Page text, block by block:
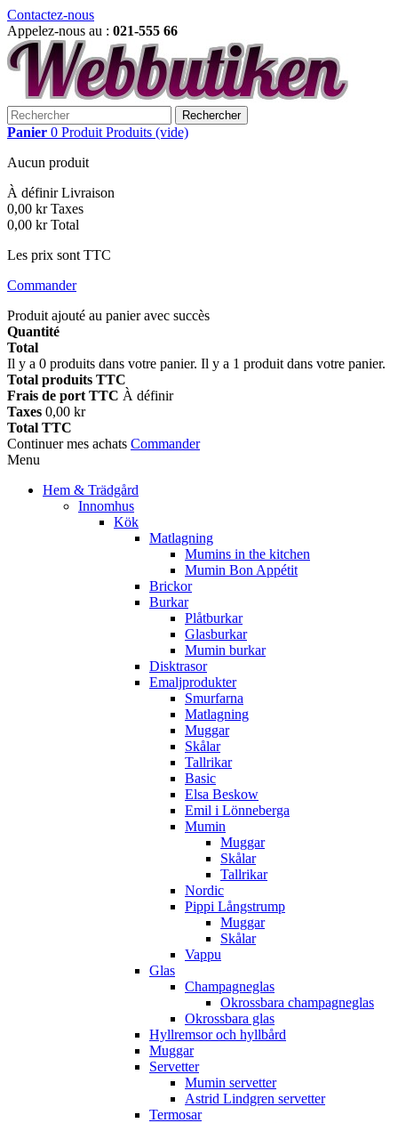
Contactez-nous
Appelez-nous au : 021-555 66
Rechercher
Panier 0 Produit Produits (vide)
Aucun produit
À définirLivraison
0,00 kr Taxes
0,00 kr Total
Les prix sont TTC
Commander
Produit ajouté au panier avec succès
Quantité
Total
Il y a 0 produits dans votre panier. Il y a 1 produit dans votre panier.
Total produits TTC
Frais de port TTC À définir
Taxes 0,00 kr
Total TTC
Continuer mes achats Commander
Menu
Hem & Trädgård
Innomhus
Kök
Matlagning
Mumins in the kitchen
Mumin Bon Appétit
Brickor
Burkar
Plåtburkar
Glasburkar
Mumin burkar
Disktrasor
Emaljprodukter
Smurfarna
Matlagning
Muggar
Skålar
Tallrikar
Basic
Elsa Beskow
Emil i Lönneberga
Mumin
Muggar
Skålar
Tallrikar
Nordic
Pippi Långstrump
Muggar
Skålar
Vappu
Glas
Champagneglas
Okrossbara champagneglas
Okrossbara glas
Hyllremsor och hyllbård
Muggar
Servetter
Mumin servetter
Astrid Lindgren servetter
Termosar